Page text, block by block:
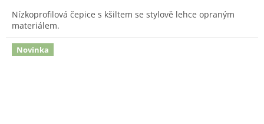
Nízkoprofilová čepice s kšiltem se stylově lehce opraným
materiálem.
Novinka